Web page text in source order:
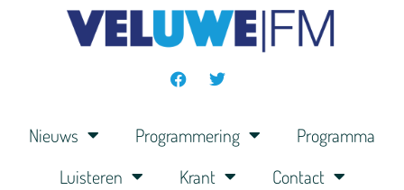
Nieuws Programmering
Programma
Luisteren
Krant Contact